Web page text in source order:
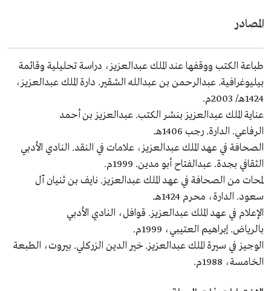
المصادر
طباعة الكتب ووقفها عند الملك عبدالعزيز، دراسة تحليلية وقائمة
بيليوغرافية. عبدالرحمن بن عبدالله الشقير. دارة الملك عبدالعزيز،
1424هـ/ 2003م.
عناية الملك عبدالعزيز بنشر الكتب. عبدالعزيز بن أحمد
الرفاعي. الدارة. رجب 1406هـ.
الصحافة في عهد الملك عبدالعزيز، علامات في النقد. النادي الأدبي
الثقافي بجدة. عبدالفتاح أبو مدين. 1999م.
لمحات من الصحافة في عهد الملك عبدالعزيز. نايف بن ثنيان آل
سعود. الدارة، محرم 1424هـ.
الإعلام في عهد الملك عبدالعزيز. قوافل، النادي الأدبي
بالرياض. إبراهيم العتيبي، 1999م.
الوجيز في سيرة الملك عبدالعزيز. خير الدين الزركلي. بيروت، الطبعة
الخامسة، 1988م.